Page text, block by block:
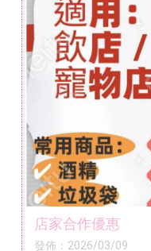
店家合作優惠
發佈：2026/03/09